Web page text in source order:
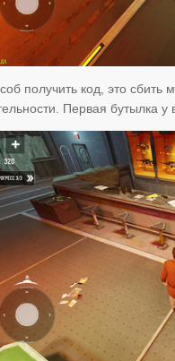
получить код, это
Первая бутылка у